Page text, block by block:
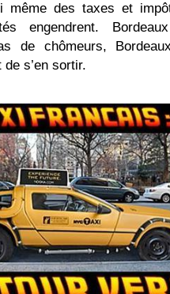
même des taxes et
engendrent.
de chômeurs,
s’en sortir.